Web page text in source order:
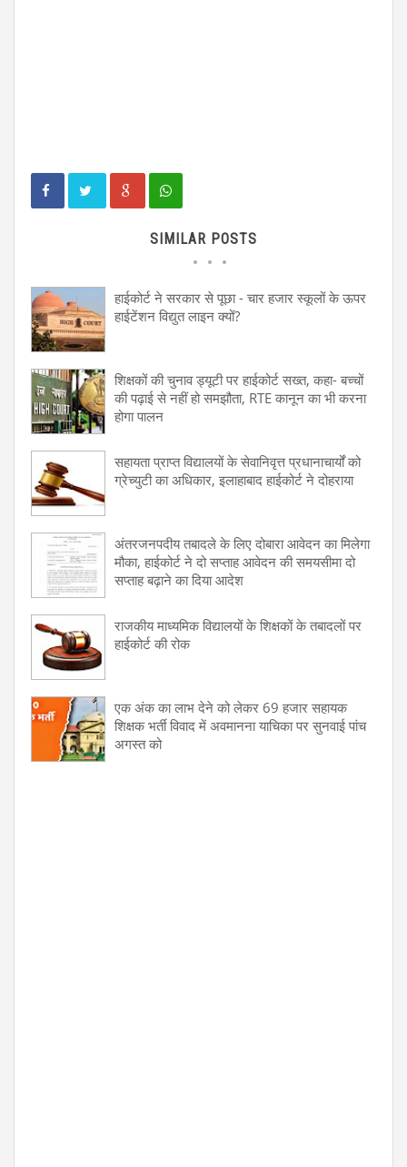
SIMILAR POSTS
हाईकोर्ट ने सरकार से पूछा - चार हजार स्कूलों के ऊपर
हाईटेंशन विद्युत लाइन क्यों?
शिक्षकों की चुनाव ड्यूटी पर हाईकोर्ट सख्त, कहा- बच्चों
की पढ़ाई से नहीं हो समझौता, RTE कानून का भी करना
होगा पालन
सहायता प्राप्त विद्यालयों के सेवानिवृत्त प्रधानाचार्यों को
ग्रेच्युटी का अधिकार, इलाहाबाद हाईकोर्ट ने दोहराया
अंतरजनपदीय तबादले के लिए दोबारा आवेदन का मिलेगा
मौका, हाईकोर्ट ने दो सप्ताह आवेदन की समयसीमा दो
सप्ताह बढ़ाने का दिया आदेश
राजकीय माध्यमिक विद्यालयों के शिक्षकों के तबादलों पर
हाईकोर्ट की रोक
एक अंक का लाभ देने को लेकर 69 हजार सहायक
शिक्षक भर्ती विवाद में अवमानना याचिका पर सुनवाई पांच
अगस्त को